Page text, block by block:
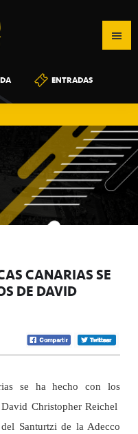
ENTRADAS
CANARIAS SE
DE DAVID
se ha hecho con los
Christopher Reichel
Santurtzi de la Adecco